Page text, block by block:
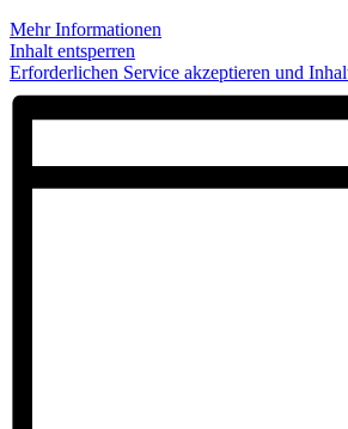
Mehr Informationen
Inhalt entsperren
Erforderlichen Service akzeptieren und